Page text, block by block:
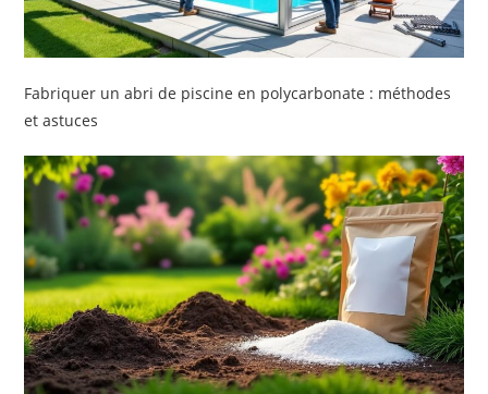
Fabriquer un abri de piscine en polycarbonate : méthodes
et astuces